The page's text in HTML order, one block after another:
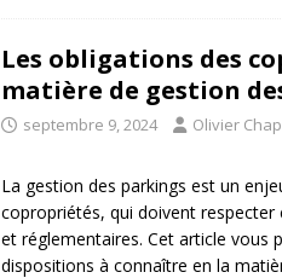
Les obligations des
matière de gestion
septembre 9, 2024 Olivier
La gestion des parkings est un
copropriétés, qui doivent respecter
et réglementaires. Cet article vous
dispositions à connaître en la